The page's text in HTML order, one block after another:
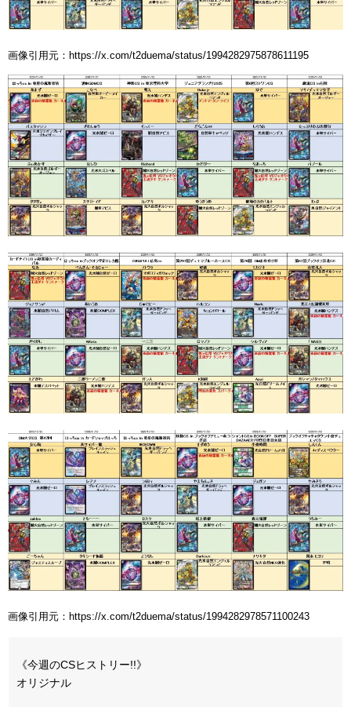
画像引用元：https://x.com/t2duema/status/1994282975878611195
画像引用元：https://x.com/t2duema/status/1994282978571100243
《今週のCSヒストリー!!》
オリジナル